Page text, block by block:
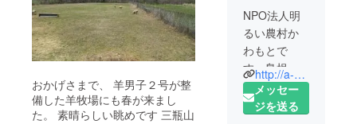
おかげさまで、 羊男子２号が整
備した羊牧場にも春が来まし
た。 素晴らしい眺めです 三瓶山
NPO法人明
るい農村か
わもとで
す。島根県
の中国山地
の真ん中に
http://a-nouson.eek.jp/
メッセー
ジを送る